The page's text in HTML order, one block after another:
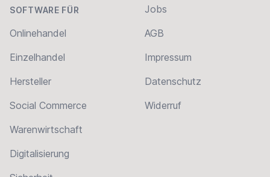
SOFTWARE FÜR
Onlinehandel
Einzelhandel
Hersteller
Social Commerce
Warenwirtschaft
Digitalisierung
Jobs
AGB
Impressum
Datenschutz
Widerruf